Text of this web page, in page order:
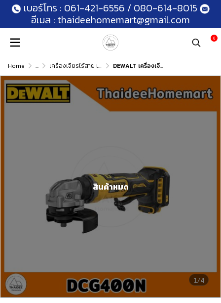
เบอร์โทร : 061-421-6556 / 080-614-8015
อีเมล : thaideehomemart@gmail.com
0
Home ... เครื่องเจียรไร้สาย เจียรคอตรงไร้สาย DEWALT เครื่องเจียรไร้สาย 4 นิ้ว 20V DCG400N (ตัวเปล่า) รับประกันศูนย์ 3 ปี
1/4
สินค้าหมด